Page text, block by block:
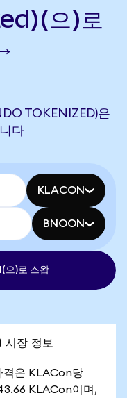
으)로
TOKENIZED)은
다
KLACON
BNOON
으)로 스왑
장 정보
격은 KLACon당
KLACon이며,